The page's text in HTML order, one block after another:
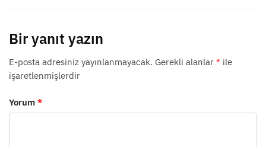
Bir yanıt yazın
E-posta adresiniz yayınlanmayacak. Gerekli alanlar * ile
işaretlenmişlerdir
Yorum *